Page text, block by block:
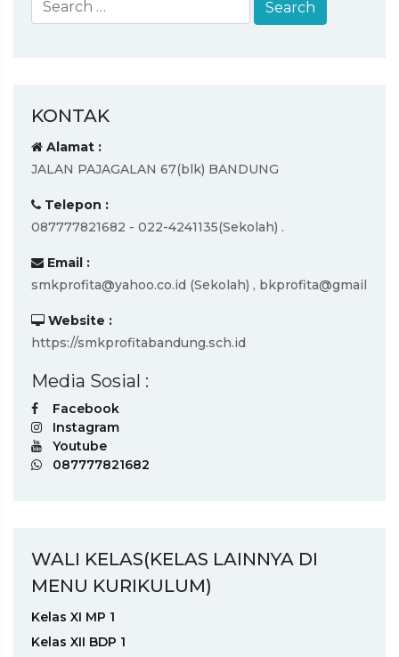
KONTAK
Alamat :
JALAN PAJAGALAN 67(blk) BANDUNG
Telepon :
087777821682 - 022-4241135(Sekolah) .
Email :
smkprofita@yahoo.co.id (Sekolah) , bkprofita@gmail
Website :
https://smkprofitabandung.sch.id
Media Sosial :
Facebook
Instagram
Youtube
087777821682
WALI KELAS(KELAS LAINNYA DI
MENU KURIKULUM)
Kelas XI MP 1
Kelas XII BDP 1